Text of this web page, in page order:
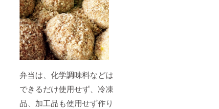
弁当は、化学調味料などは
できるだけ使用せず、冷凍
品、加工品も使用せず作り